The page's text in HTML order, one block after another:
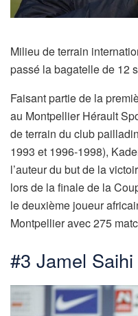
Milieu de terrain
passé la bagatelle de 12
Faisant partie de la
au Montpellier Hérault
de terrain du club
1993 et 1996-1998),
l’auteur du but de la
lors de la finale de la
le deuxième joueur
Montpellier avec 275
#3 Jamel Saihi